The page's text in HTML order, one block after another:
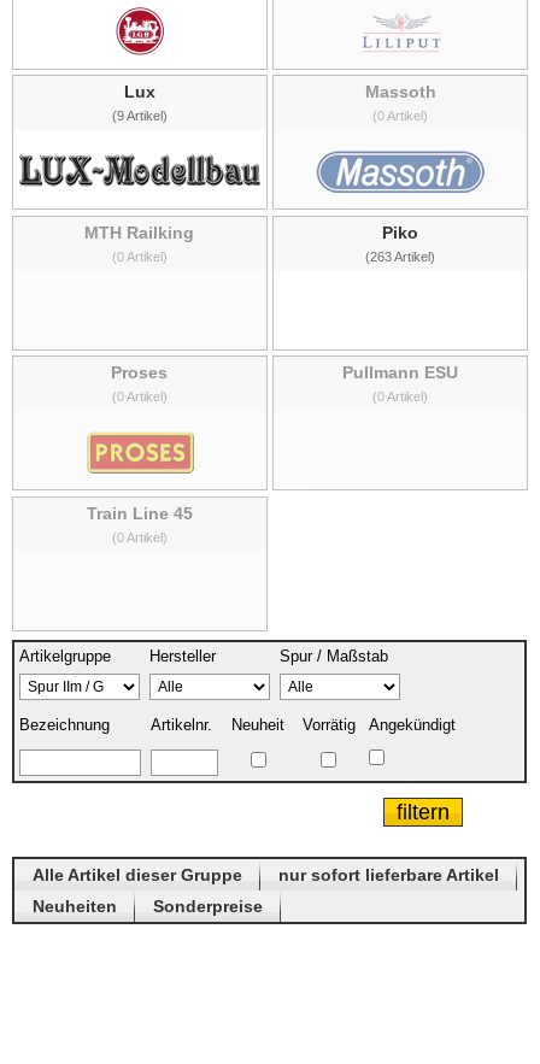
Lux
(9 Artikel)
Massoth
(0 Artikel)
MTH Railking
(0 Artikel)
Piko
(263 Artikel)
Proses
(0 Artikel)
Pullmann ESU
(0 Artikel)
Train Line 45
(0 Artikel)
Artikelgruppe Hersteller Spur / Maßstab
Bezeichnung Artikelnr. Neuheit Vorrätig Angekündigt
Alle Artikel dieser Gruppe
nur sofort lieferbare Artikel
Neuheiten
Sonderpreise